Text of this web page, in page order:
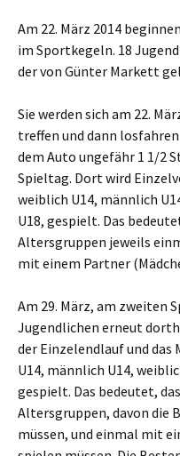
Am 22. März 2014
im Sportkegeln. 18
der von Günter Markett
Sie werden sich am 22.
treffen und dann
dem Auto ungefähr 1 1/2
Spieltag. Dort wird
weiblich U14, männlich
U18, gespielt. Das
Altersgruppen jeweils
mit einem Partner
Am 29. März, am zweiten
Jugendlichen erneut
der Einzelendlauf und das
U14, männlich U14,
gespielt. Das bedeutet,
Altersgruppen, davon die
müssen, und einmal mit